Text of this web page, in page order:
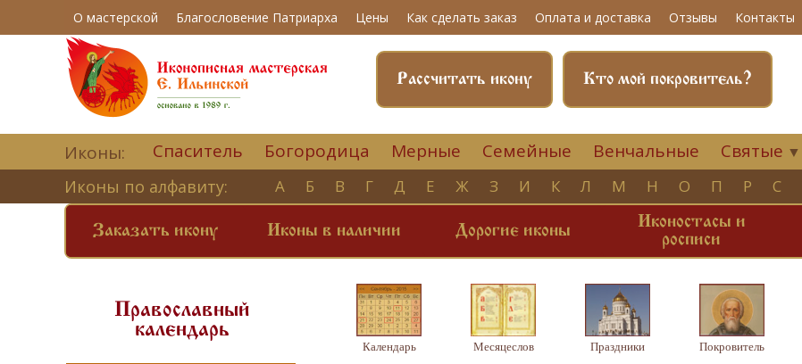
О мастерской Благословение Патриарха Цены Как сделать заказ Оплата и доставка Отзывы Контакты
Кто мой покровитель?
Рассчитать икону
Иконы: Спаситель Богородица Мерные Семейные Венчальные Святые ▼
Иконы по алфавиту: А Б В Г Д Е Ж З И К Л М Н О П Р С
Заказать икону Иконы в наличии Дорогие иконы
Иконостасы и
росписи
Православный
календарь
Календарь Месяцеслов Праздники Покровитель